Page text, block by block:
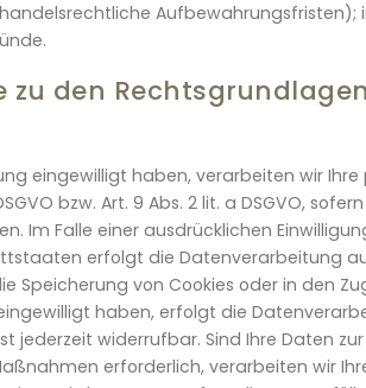
zu den
eingewilligt haben, verarbeiten wir
bzw. Art. 9 Abs. 2 lit. a DSGVO,
Im Falle einer ausdrücklichen
erfolgt die Datenverarbeitung
die Speicherung von Cookies oder in den
haben, erfolgt die
ist jederzeit widerrufbar. Sind Ihre Daten
erforderlich, verarbeiten wir